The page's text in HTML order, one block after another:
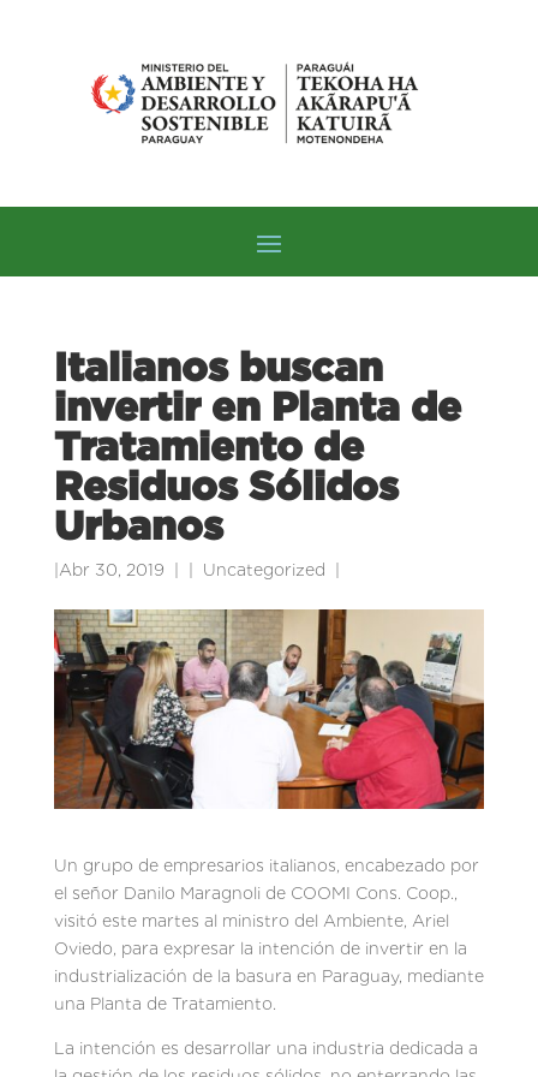
Italianos buscan
invertir en Planta de
Tratamiento de
Residuos Sólidos
Urbanos
Abr 30, 2019 Uncategorized
Un grupo de empresarios italianos, encabezado por
el señor Danilo Maragnoli de COOMI Cons. Coop.,
visitó este martes al ministro del Ambiente, Ariel
Oviedo, para expresar la intención de invertir en la
industrialización de la basura en Paraguay, mediante
una Planta de Tratamiento.
La intención es desarrollar una industria dedicada a